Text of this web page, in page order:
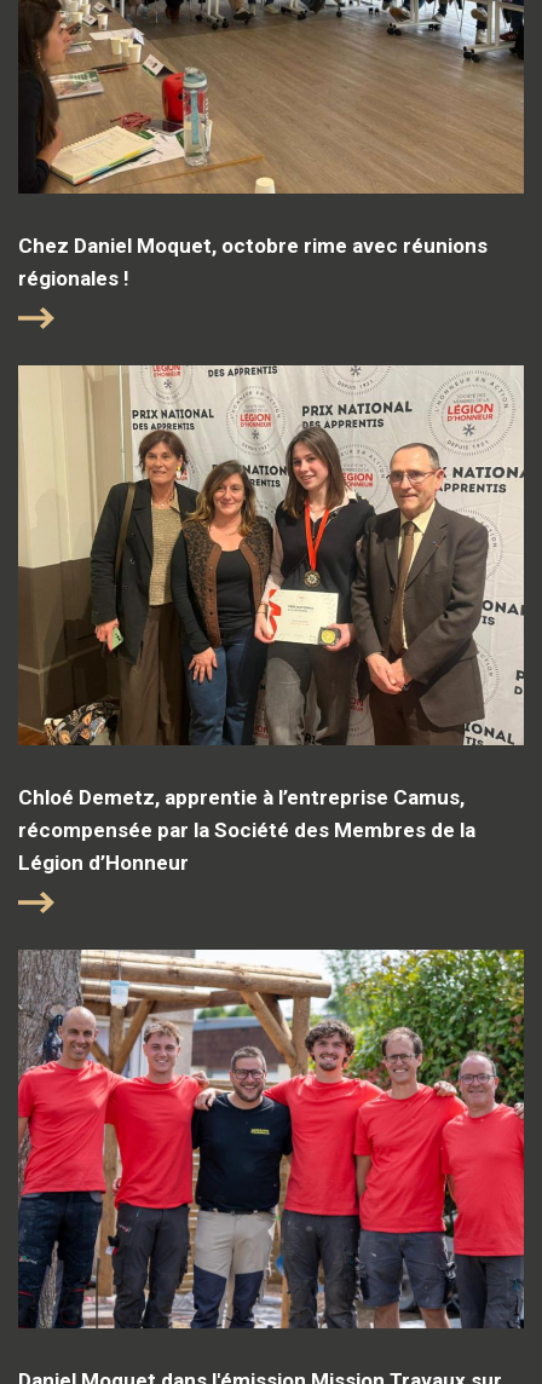
Chez Daniel Moquet, octobre rime avec réunions
régionales !
Chloé Demetz, apprentie à l’entreprise Camus,
récompensée par la Société des Membres de la
Légion d’Honneur